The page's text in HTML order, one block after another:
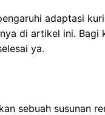
adaptasi
di artikel ini. Bagi
ya.
sebuah susunan